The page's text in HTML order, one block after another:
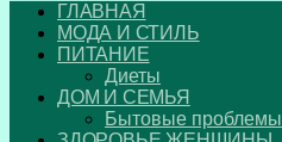
ГЛАВНАЯ
МОДА И СТИЛЬ
ПИТАНИЕ
Диеты
ДОМ И СЕМЬЯ
Бытовые проблемы